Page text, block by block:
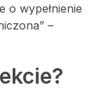
o wypełnienie
–